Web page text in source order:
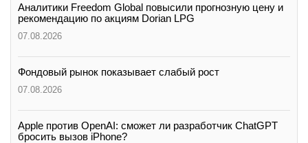
Аналитики Freedom Global повысили прогнозную цену и
рекомендацию по акциям Dorian LPG
07.08.2026
Фондовый рынок показывает слабый рост
07.08.2026
Apple против OpenAI: сможет ли разработчик ChatGPT
бросить вызов iPhone?